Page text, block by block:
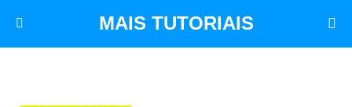
MAIS TUTORIAIS